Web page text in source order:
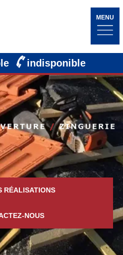
MENU
indisponible
RÉALISATIONS
NOUS